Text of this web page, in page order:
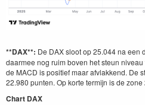
**DAX**: De DAX sloot op 25.044 na een
daarmee nog ruim boven het steun
de MACD is positief maar afvlakkend. De
22.980 punten. Op korte termijn is de
Chart DAX